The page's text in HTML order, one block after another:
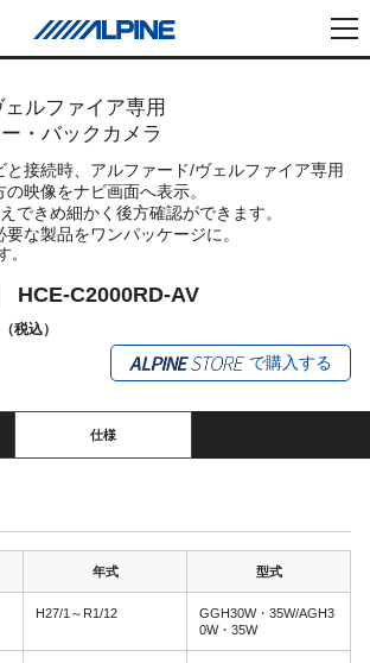
ルファイア専用
・バックカメラ
と接続時、アルファード/ヴェルファイア専用
映像をナビ画面へ表示。
できめ細かく後方確認ができます。
な製品をワンパッケージに。
。
HCE-C2000RD-AV
税込）
で購入する
仕様
年式 型式
H27/1～R1/12
GGH30W・35W/AGH3
0W・35W